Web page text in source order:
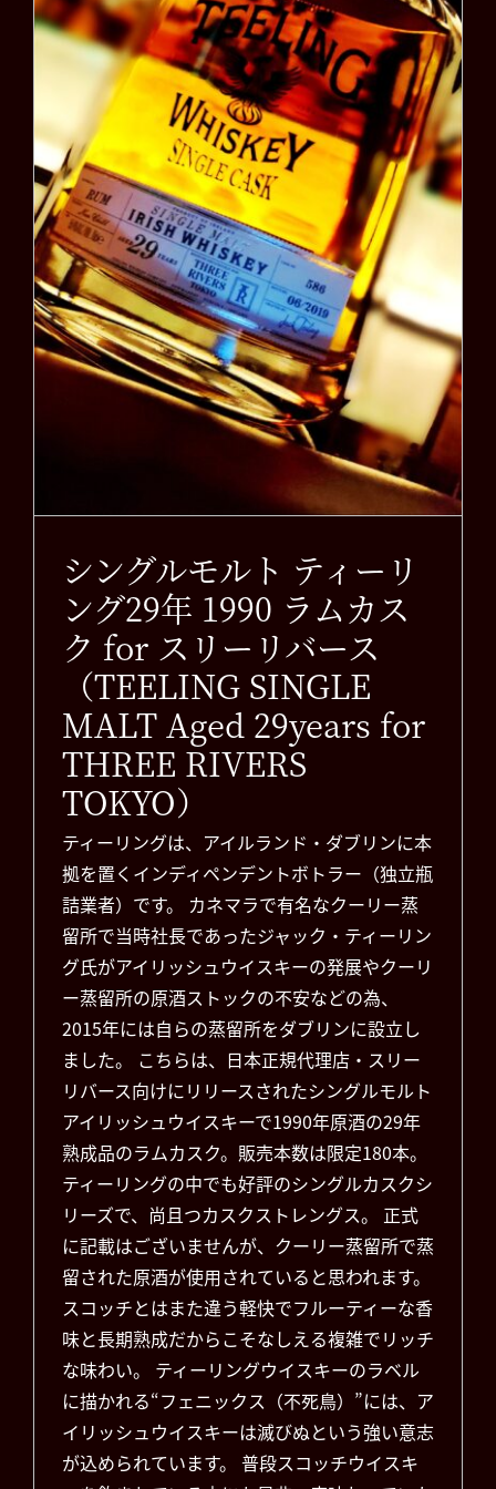
シングルモルト ティーリ
ング29年 1990 ラムカス
ク for スリーリバース
（TEELING SINGLE
MALT Aged 29years
for THREE RIVERS
TOKYO）
お知らせ
シングルモルト ティーリ
ング29年 1990 ラムカス
ク for スリーリバース
（TEELING SINGLE
MALT Aged 29years for
THREE RIVERS
TOKYO）
ティーリングは、アイルランド・ダブリンに本
拠を置くインディペンデントボトラー（独立瓶
詰業者）です。 カネマラで有名なクーリー蒸
留所で当時社長であったジャック・ティーリン
グ氏がアイリッシュウイスキーの発展やクーリ
ー蒸留所の原酒ストックの不安などの為、
2015年には自らの蒸留所をダブリンに設立し
ました。 こちらは、日本正規代理店・スリー
リバース向けにリリースされたシングルモルト
アイリッシュウイスキーで1990年原酒の29年
熟成品のラムカスク。販売本数は限定180本。
ティーリングの中でも好評のシングルカスクシ
リーズで、尚且つカスクストレングス。 正式
に記載はございませんが、クーリー蒸留所で蒸
留された原酒が使用されていると思われます。
スコッチとはまた違う軽快でフルーティーな香
味と長期熟成だからこそなしえる複雑でリッチ
な味わい。 ティーリングウイスキーのラベル
に描かれる“フェニックス（不死鳥）”には、ア
イリッシュウイスキーは滅びぬという強い意志
が込められています。 普段スコッチウイスキ